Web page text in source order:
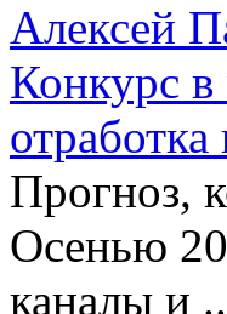
Алексей
Конкурс в
Прогноз,
Осенью
каналы и